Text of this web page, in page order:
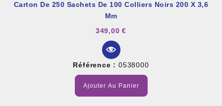
Carton De 250 Sachets De 100 Colliers Noirs 200 X 3,6
Mm
349,00 €
Référence : 0538000
Ajouter Au Panier